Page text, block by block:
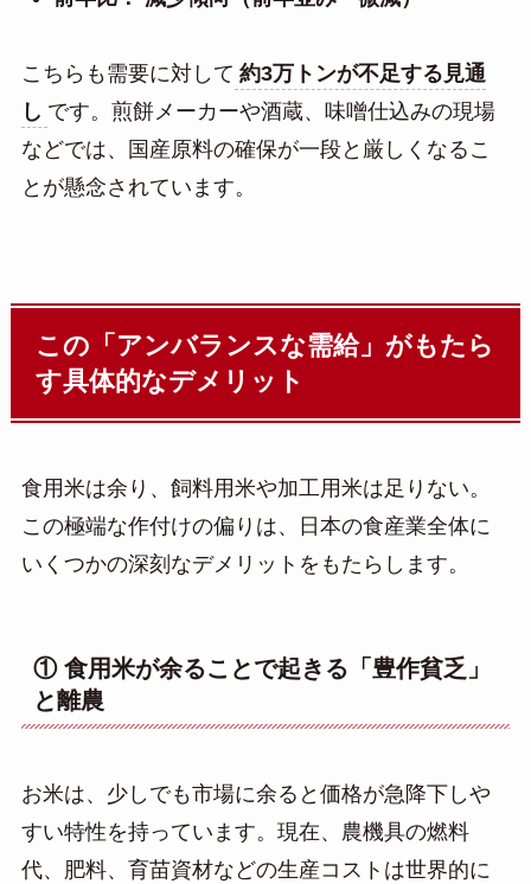
こちらも需要に対して 約3万トンが不足する見通
し です。煎餅メーカーや酒蔵、味噌仕込みの現場
などでは、国産原料の確保が一段と厳しくなるこ
とが懸念されています。
この「アンバランスな需給」がもたら
す具体的なデメリット
食用米は余り、飼料用米や加工用米は足りない。
この極端な作付けの偏りは、日本の食産業全体に
いくつかの深刻なデメリットをもたらします。
① 食用米が余ることで起きる「豊作貧乏」
と離農
お米は、少しでも市場に余ると価格が急降下しや
すい特性を持っています。現在、農機具の燃料
代、肥料、育苗資材などの生産コストは世界的に